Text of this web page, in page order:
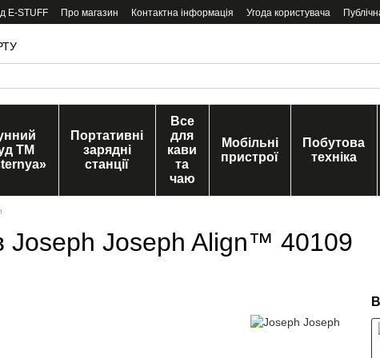
E-STUFF Про магазин Контактна інформація Угода користувача
ТМ
Портативні
зарядні
станції
Все
для
кави
та
чаю
Мобільні
пристрої
Побутова
техніка
Joseph Joseph Align™ 40109